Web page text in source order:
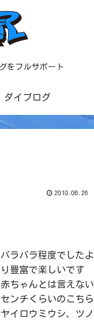
をフルサポート
ダイブログ
2010.06.26
ラパラ程度でしたよ
豊富で楽しいです
ちゃんとは言えない
ンチくらいのこちら
イロウミウシ、ツノ